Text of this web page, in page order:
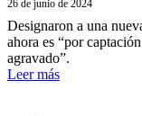
26 de junio de 2024
Designaron a una
ahora es “por
agravado”.
Leer más